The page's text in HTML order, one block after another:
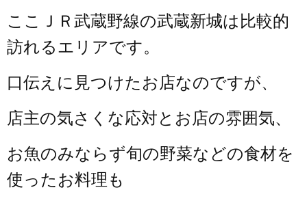
ここＪＲ武蔵野線の武蔵新城は比較的
訪れるエリアです。
口伝えに見つけたお店なのですが、
店主の気さくな応対と お店の雰囲気、
お魚のみならず旬の野菜などの食材を
使ったお料理も